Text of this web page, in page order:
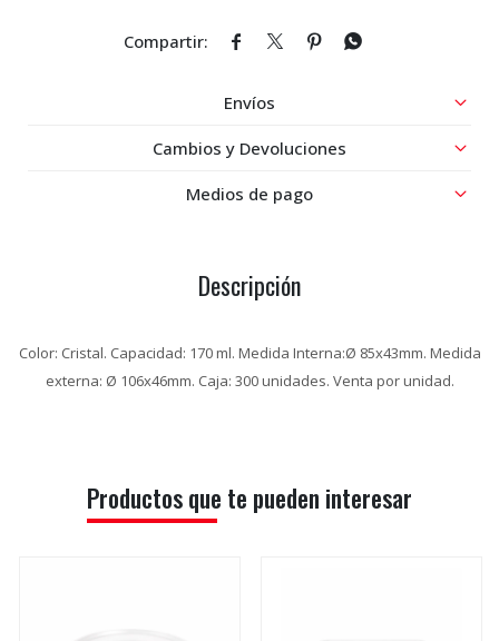
   
Envíos
Cambios y Devoluciones
Medios de pago
Descripción
Color: Cristal. Capacidad: 170 ml. Medida Interna:Ø 85x43mm. Medida
externa: Ø 106x46mm. Caja: 300 unidades. Venta por unidad.
Productos que te pueden interesar